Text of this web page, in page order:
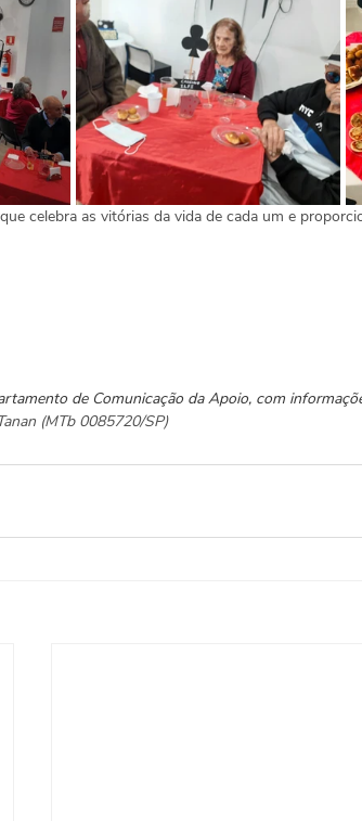
celebra as vitórias da vida de cada um e
de Comunicação da Apoio, com
(MTb 0085720/SP)